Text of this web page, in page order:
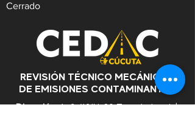
Cerrado
REVISIÓN TÉCNICO MECÁNICA Y
DE EMISIONES CONTAMINANTES
Dirección:Av.9 #21N-30 Zona Industrial,